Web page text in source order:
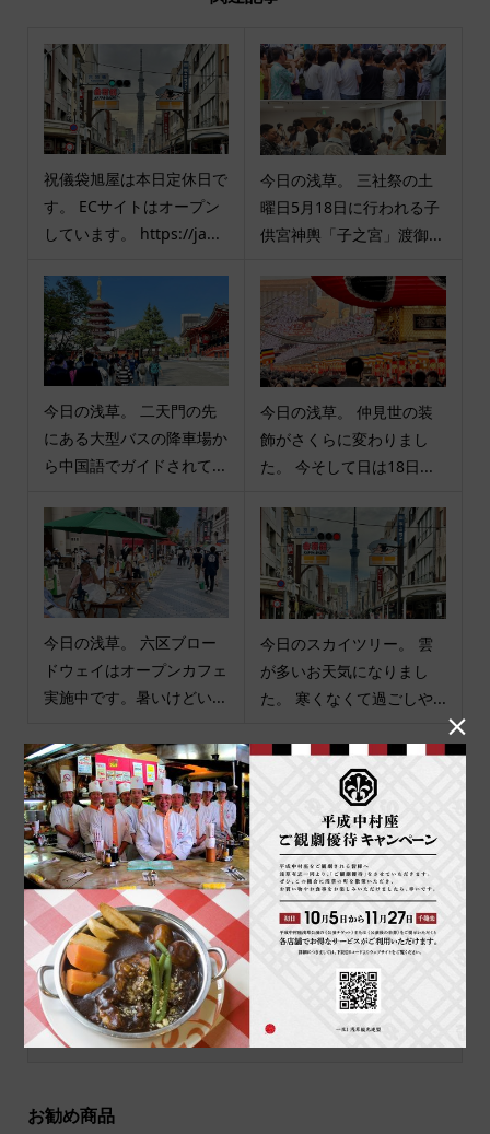
祝儀袋旭屋は本日定休日で
す。 ECサイトはオープン
しています。 https://ja...
今日の浅草。 三社祭の土
曜日5月18日に行われる子
供宮神輿「子之宮」渡御...
今日の浅草。 二天門の先
にある大型バスの降車場か
ら中国語でガイドされて...
今日の浅草。 仲見世の装
飾がさくらに変わりまし
た。 今そして日は18日...
今日の浅草。 六区ブロー
ドウェイはオープンカフェ
実施中です。暑いけどい...
今日のスカイツリー。 雲
が多いお天気になりまし
た。 寒くなくて過ごしや...
商品カテゴリ
商品ジャンル
ポチ袋
和小物
祝儀袋
お勧め商品
